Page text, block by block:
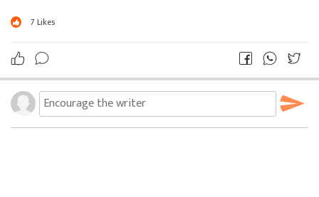
7 Likes